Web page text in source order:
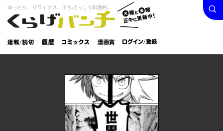
くらげバンチ
火曜と
金曜正
午に更
新中！
ゆったり、リラックス。でもけっこう刺激的。
連載/読
切
履
歴
コミック
漫画
賞
ログイン /
登録
検索